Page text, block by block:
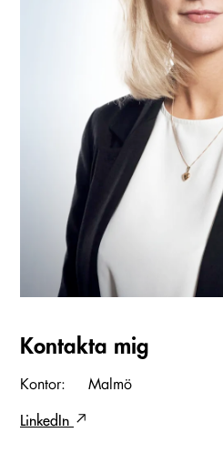
Kontakta mig
Kontor: Malmö
LinkedIn